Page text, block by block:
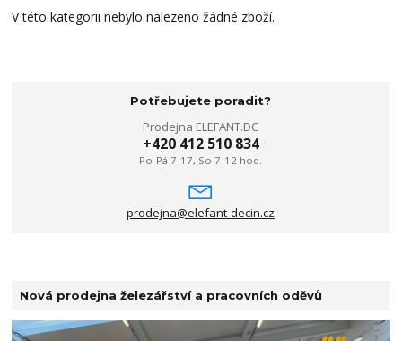
V této kategorii nebylo nalezeno žádné zboží.
Potřebujete poradit?
Prodejna ELEFANT.DC
+420 412 510 834
Po-Pá 7-17, So 7-12 hod.
prodejna@elefant-decin.cz
Nová prodejna železářství a pracovních oděvů